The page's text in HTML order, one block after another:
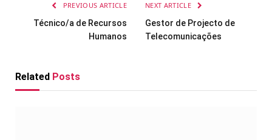
PREVIOUS ARTICLE
Técnico/a de Recursos
Humanos
NEXT ARTICLE
Gestor de Projecto de
Telecomunicações
Related Posts